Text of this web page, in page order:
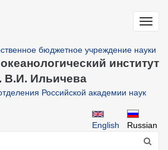
бюджетное учреждение науки
институт
В.И. Ильичева
Российской академии наук
Russian
English